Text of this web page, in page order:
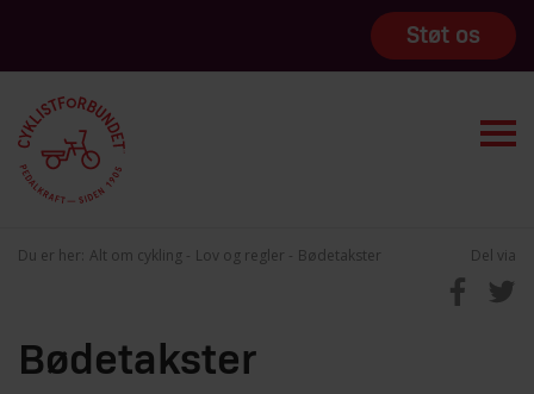
Støt os
Du er her: Alt om cykling Lov og regler Bødetakster Del via
Bødetakster